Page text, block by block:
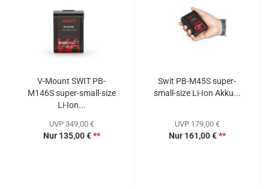
V-Mount SWIT PB-
M146S super-small-size
Li-Ion...
UVP 349,00 €
Nur 135,00 €**
Swit PB-M45S super-
small-size Li-Ion Akku...
UVP 179,00 €
Nur 161,00 €**